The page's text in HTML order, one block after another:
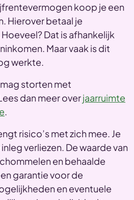
koop je een
Hierover betaal je
Dat is afhankelijk
Maar vaak is dit
werkte.
storten met
dan meer overjaarruimte
.
risico’s met zich mee. Je
verliezen. De waarde van
en behaalde
garantie voor de
en eventuele